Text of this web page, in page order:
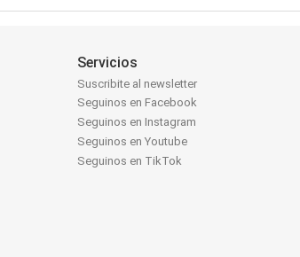
Servicios
Suscribite al newsletter
Seguinos en Facebook
Seguinos en Instagram
Seguinos en Youtube
Seguinos en TikTok